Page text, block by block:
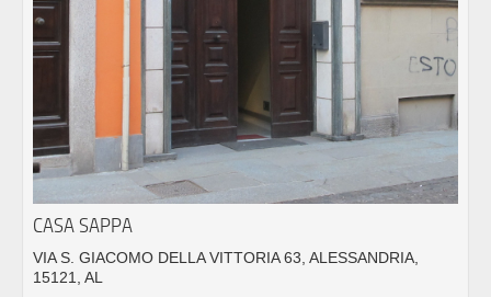
CASA SAPPA
VIA S. GIACOMO DELLA VITTORIA 63, ALESSANDRIA,
15121, AL